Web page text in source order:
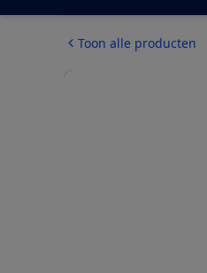
Toon alle producten